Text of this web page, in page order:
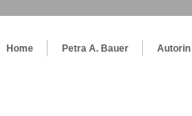
Home
Petra A. Bauer Autorin